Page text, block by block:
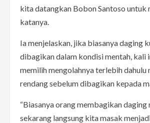
kita datangkan Bobon Santoso untuk
katanya.
Ia menjelaskan, jika biasanya daging
dibagikan dalam kondisi mentah, kali
memilih mengolahnya terlebih dahulu
rendang sebelum dibagikan kepada
“Biasanya orang membagikan daging
sekarang langsung kita masak